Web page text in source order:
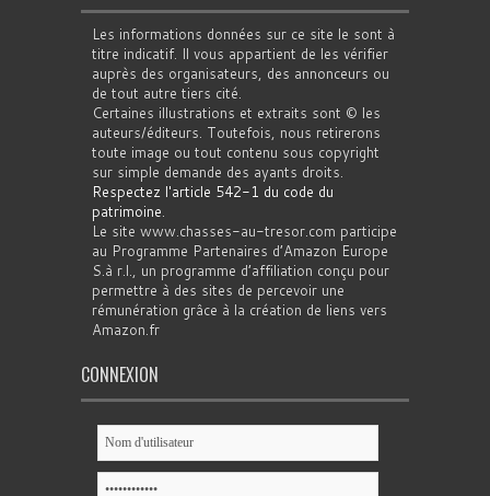
Les informations données sur ce site le sont à
titre indicatif. Il vous appartient de les vérifier
auprès des organisateurs, des annonceurs ou
de tout autre tiers cité.
Certaines illustrations et extraits sont © les
auteurs/éditeurs. Toutefois, nous retirerons
toute image ou tout contenu sous copyright
sur simple demande des ayants droits.
Respectez l'article 542-1 du code du
patrimoine.
Le site www.chasses-au-tresor.com participe
au Programme Partenaires d’Amazon Europe
S.à r.l., un programme d’affiliation conçu pour
permettre à des sites de percevoir une
rémunération grâce à la création de liens vers
Amazon.fr
CONNEXION